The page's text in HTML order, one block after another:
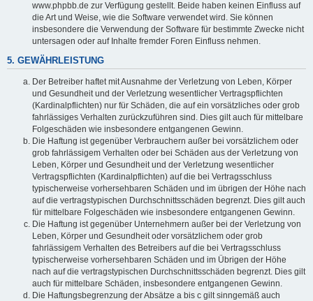
www.phpbb.de zur Verfügung gestellt. Beide haben keinen Einfluss auf
die Art und Weise, wie die Software verwendet wird. Sie können
insbesondere die Verwendung der Software für bestimmte Zwecke nicht
untersagen oder auf Inhalte fremder Foren Einfluss nehmen.
5. GEWÄHRLEISTUNG
Der Betreiber haftet mit Ausnahme der Verletzung von Leben, Körper
und Gesundheit und der Verletzung wesentlicher Vertragspflichten
(Kardinalpflichten) nur für Schäden, die auf ein vorsätzliches oder grob
fahrlässiges Verhalten zurückzuführen sind. Dies gilt auch für mittelbare
Folgeschäden wie insbesondere entgangenen Gewinn.
Die Haftung ist gegenüber Verbrauchern außer bei vorsätzlichem oder
grob fahrlässigem Verhalten oder bei Schäden aus der Verletzung von
Leben, Körper und Gesundheit und der Verletzung wesentlicher
Vertragspflichten (Kardinalpflichten) auf die bei Vertragsschluss
typischerweise vorhersehbaren Schäden und im übrigen der Höhe nach
auf die vertragstypischen Durchschnittsschäden begrenzt. Dies gilt auch
für mittelbare Folgeschäden wie insbesondere entgangenen Gewinn.
Die Haftung ist gegenüber Unternehmern außer bei der Verletzung von
Leben, Körper und Gesundheit oder vorsätzlichem oder grob
fahrlässigem Verhalten des Betreibers auf die bei Vertragsschluss
typischerweise vorhersehbaren Schäden und im Übrigen der Höhe
nach auf die vertragstypischen Durchschnittsschäden begrenzt. Dies gilt
auch für mittelbare Schäden, insbesondere entgangenen Gewinn.
Die Haftungsbegrenzung der Absätze a bis c gilt sinngemäß auch